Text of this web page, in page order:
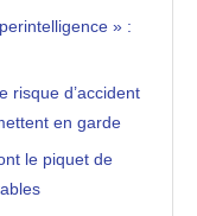
» :
risque d’accident
en garde
le piquet de